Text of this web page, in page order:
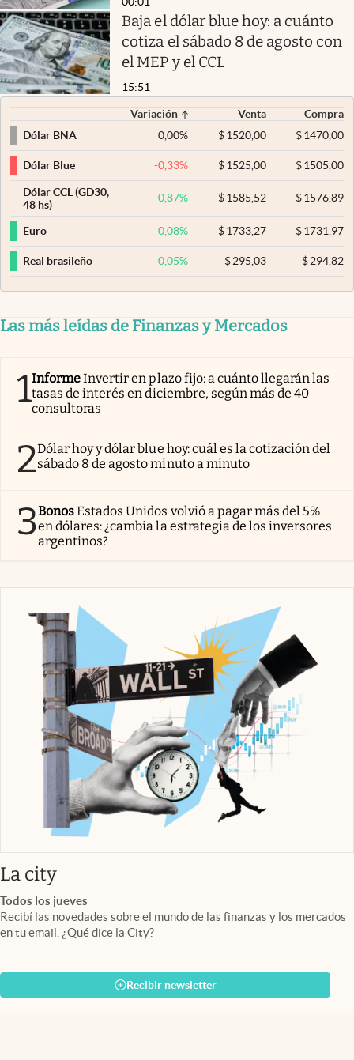
Baja el dólar blue hoy: a cuánto
cotiza el sábado 8 de agosto con
el MEP y el CCL
15:51
Variación Venta
Compra
Dólar BNA
0,00% $ 1520,00 $1470,00
Dólar Blue -0,33% $ 1525,00 $1505,00
Dólar CCL (GD30,
48 hs)
0,87% $ 1585,52 $1576,89
Euro 0,08% $ 1733,27 $1731,97
Real brasileño 0,05% $ 295,03 $294,82
Las más leídas de Finanzas y Mercados
1InformeInvertir en plazo fijo: a cuánto llegarán las
tasas de interés en diciembre, según más de 40
consultoras
2Dólar hoy y dólar blue hoy: cuál es la cotización del
sábado 8 de agosto minuto a minuto
3BonosEstados Unidos volvió a pagar más del 5%
en dólares: ¿cambia la estrategia de los inversores
argentinos?
La cityabre en nueva pestaña
Todos los jueves
Recibí las novedades sobre el mundo de las finanzas y los mercados
en tu email. ¿Qué dice la City?
Recibir newsletter